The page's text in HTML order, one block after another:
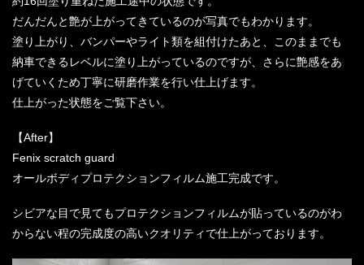
だんだんと艶が上がってきているのが写真でもわかります。
塗り上がり、バンパーやライト類を組付けたあと、このままでも
納車できるレベルに塗り上がっているのですが、さらに艶感をあ
げていくため丁寧に研磨作業を行い仕上げます。
仕上がった状態をご覧下さい。
【After】
Fenix scratch guard
オールボディプロテクションフィルム施工完成です。
シビアな目で見てもプロテクションフィルムが貼っているのがわ
からない程の完成度の高いクオリティで仕上がっております。